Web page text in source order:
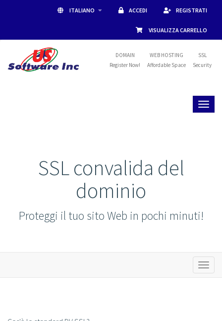
ITALIANO ACCEDI REGISTRATI
VISUALIZZA CARRELLO
DOMAIN
Register Now!
WEB HOSTING
Affordable Space
SSL
Security
SSL convalida del
dominio
Proteggi il tuo sito Web in pochi minuti!